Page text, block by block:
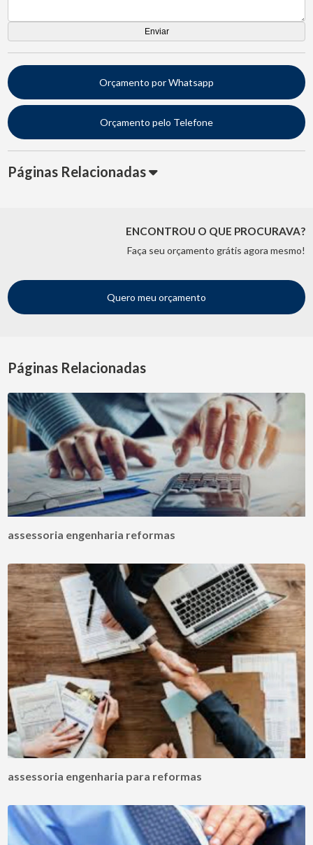
Orçamento por Whatsapp
Orçamento pelo Telefone
Páginas Relacionadas
ENCONTROU O QUE PROCURAVA?
Faça seu orçamento grátis agora mesmo!
Quero meu orçamento
Páginas Relacionadas
assessoria engenharia reformas
assessoria engenharia para reformas